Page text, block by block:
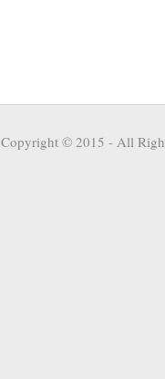
Copyright © 2015 - All